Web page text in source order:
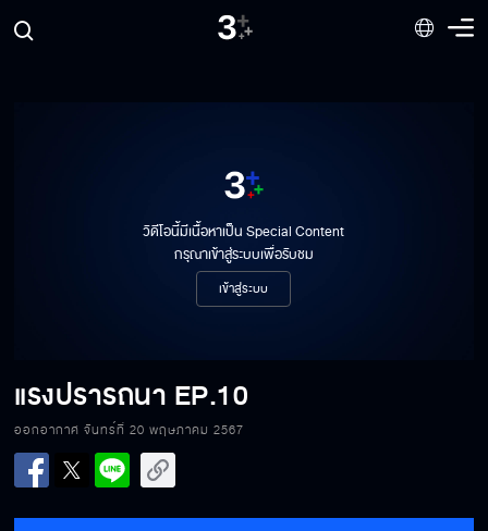
วิดีโอนี้มีเนื้อหาเป็น Special Content
กรุณาเข้าสู่ระบบเพื่อรับชม
เข้าสู่ระบบ
แรงปรารถนา EP.10
ออกอากาศ จันทร์ที่ 20 พฤษภาคม 2567